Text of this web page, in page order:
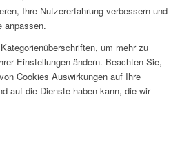
Ihre Nutzererfahrung verbessern und
anpassen.
um mehr zu
Einstellungen ändern. Beachten Sie,
Cookies Auswirkungen auf Ihre
auf die Dienste haben kann, die wir